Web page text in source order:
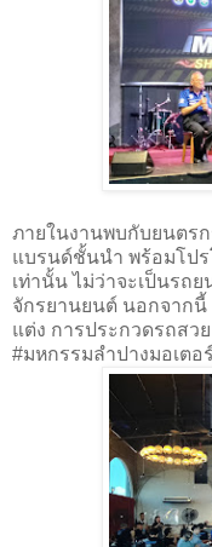
ภายในงานพบกับยนตร
แบรนด์ชั้นนำ พร้อมโป
เท่านั้น ไม่ว่าจะเป็นรถ
จักรยานยนต์ นอกจากนี้
แต่ง การประกวดรถสว
#มหกรรมลำปางมอเตอ